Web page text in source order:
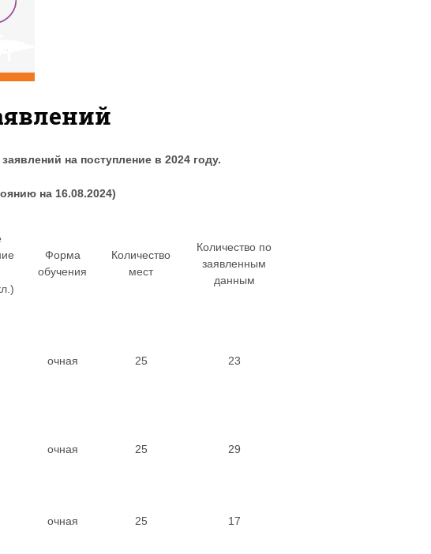
на поступление в 2024 году.
на 16.08.2024)
Форма
обучения
Количество
мест
Количество по
заявленным
данным
очная 25 23
очная 25 29
очная 25 17